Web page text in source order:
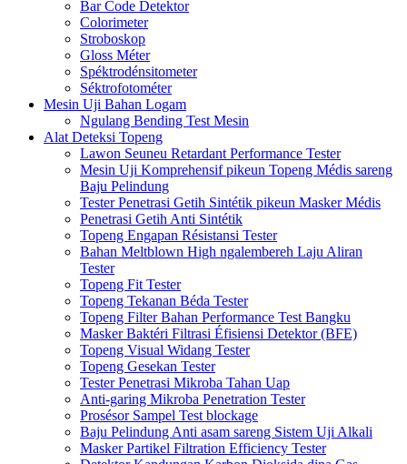
Bar Code Detektor
Colorimeter
Stroboskop
Gloss Méter
Spéktrodénsitometer
Séktrofotométer
Mesin Uji Bahan Logam
Ngulang Bending Test Mesin
Alat Deteksi Topeng
Lawon Seuneu Retardant Performance Tester
Mesin Uji Komprehensif pikeun Topeng Médis sareng
Baju Pelindung
Tester Penetrasi Getih Sintétik pikeun Masker Médis
Penetrasi Getih Anti Sintétik
Topeng Engapan Résistansi Tester
Bahan Meltblown High ngalembereh Laju Aliran
Tester
Topeng Fit Tester
Topeng Tekanan Béda Tester
Topeng Filter Bahan Performance Test Bangku
Masker Baktéri Filtrasi Éfisiensi Detektor (BFE)
Topeng Visual Widang Tester
Topeng Gesekan Tester
Tester Penetrasi Mikroba Tahan Uap
Anti-garing Mikroba Penetration Tester
Prosésor Sampel Test blockage
Baju Pelindung Anti asam sareng Sistem Uji Alkali
Masker Partikel Filtration Efficiency Tester